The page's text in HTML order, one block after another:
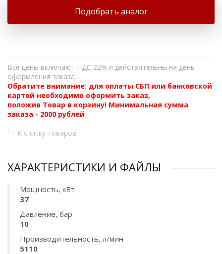
Подобрать аналог
Все цены включают НДС 22% и действительны на день
оформления заказа.
Обратите внимание: для оплаты СБП или банковской
картой необходимо оформить заказ,
положив Товар в корзину! Минимальная сумма
заказа - 2000 рублей
К списку товаров
ХАРАКТЕРИСТИКИ И ФАЙЛЫ
Мощность, кВт
37
Давление, бар
10
Производительность, л/мин
5110